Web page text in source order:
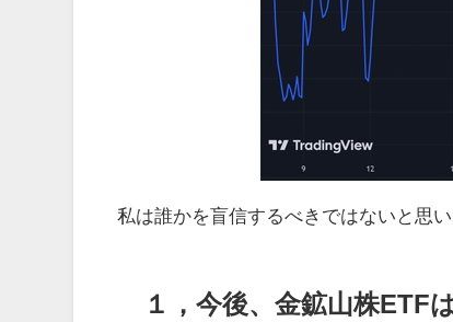
私は誰かを盲信するべきではないと思
１，今後、金鉱山株ETF